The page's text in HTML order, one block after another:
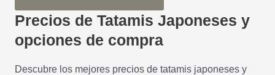
Precios de Tatamis Japoneses y
opciones de compra
Descubre los mejores precios de tatamis japoneses y